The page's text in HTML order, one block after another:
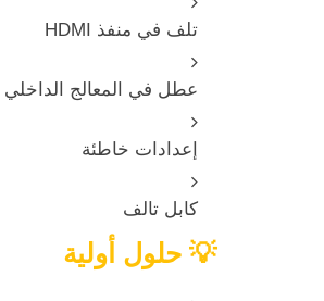
تلف في منفذ HDMI
عطل في المعالج الداخلي
إعدادات خاطئة
كابل تالف
💡 حلول أولية